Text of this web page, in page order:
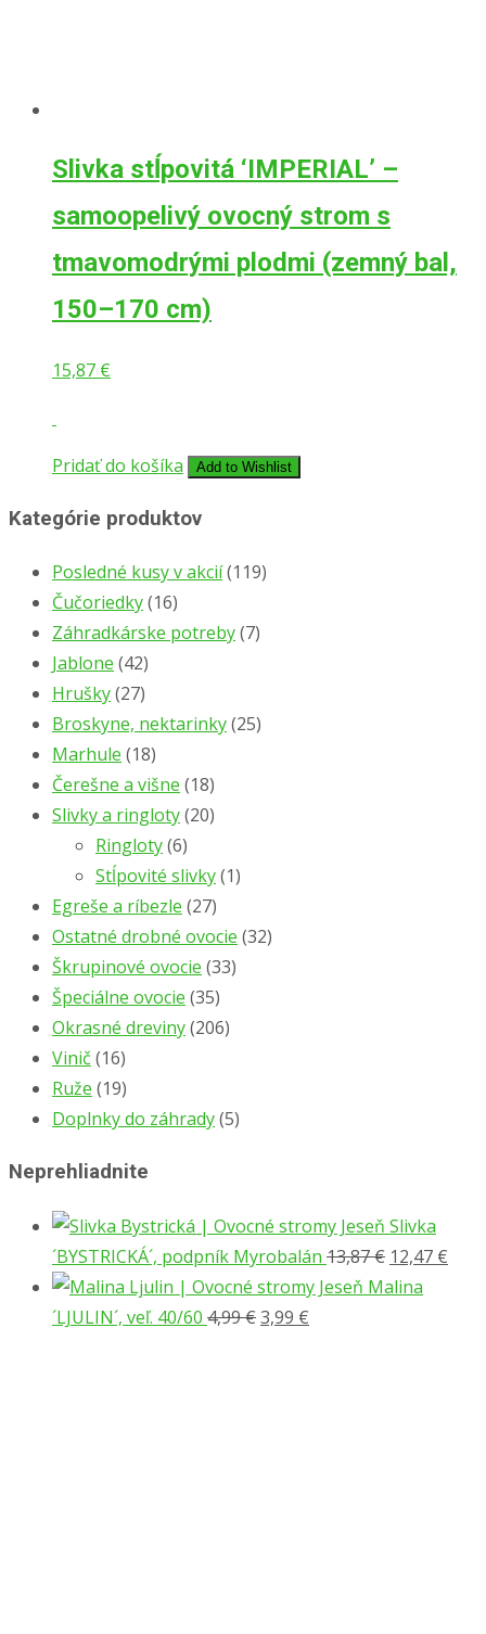
Slivka stĺpovitá ‘IMPERIAL’ –
samoopelivý ovocný strom s
tmavomodrými plodmi (zemný bal,
150–170 cm)
15,87 €
Pridať do košíka Add to Wishlist
Kategórie produktov
Posledné kusy v akcií(119)
Čučoriedky(16)
Záhradkárske potreby(7)
Jablone (42)
Hrušky(27)
Broskyne, nektarinky(25)
Marhule (18)
Čerešne a višne (18)
Slivky a ringloty(20)
Ringloty(6)
Stĺpovité slivky(1)
Egreše a ríbezle (27)
Ostatné drobné ovocie (32)
Škrupinové ovocie (33)
Špeciálne ovocie (35)
Okrasné dreviny(206)
Vinič (16)
Ruže (19)
Doplnky do záhrady(5)
Neprehliadnite
Slivka
´BYSTRICKÁ´, podpník Myrobalán 13,87€ 12,47 €
Malina
´LJULIN´, veľ. 40/60 4,99€3,99 €